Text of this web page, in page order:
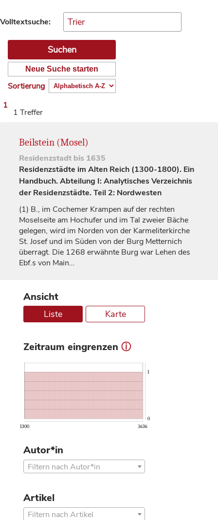
Volltextsuche:
Neue Suche starten
Sortierung
1
1 Treffer
Beilstein (Mosel)
Residenzstadt bis 1635
Residenzstädte im Alten Reich (1300-1800). Ein
Handbuch. Abteilung I: Analytisches Verzeichnis
der Residenzstädte. Teil 2: Nordwesten
(1) B., im Cochemer Krampen auf der rechten
Moselseite am Hochufer und im Tal zweier Bäche
gelegen, wird im Norden von der Karmeliterkirche
St. Josef und im Süden von der Burg Metternich
überragt. Die 1268 erwähnte Burg war Lehen des
Ebf.s von Main…
Ansicht
Liste Karte
Zeitraum eingrenzen ⓘ
1300 1636
0
1
Autor*in
Filtern nach Autor*in
Artikel
Filtern nach Artikel